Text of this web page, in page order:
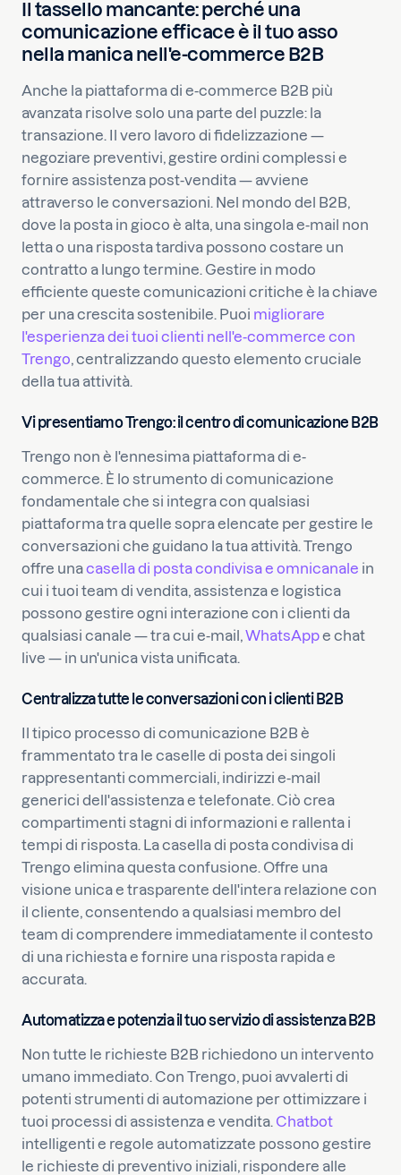
Il tassello mancante: perché una
comunicazione efficace è il tuo asso
nella manica nell'e-commerce B2B
Anche la piattaforma di e-commerce B2B più
avanzata risolve solo una parte del puzzle: la
transazione. Il vero lavoro di fidelizzazione —
negoziare preventivi, gestire ordini complessi e
fornire assistenza post-vendita — avviene
attraverso le conversazioni. Nel mondo del B2B,
dove la posta in gioco è alta, una singola e-mail non
letta o una risposta tardiva possono costare un
contratto a lungo termine. Gestire in modo
efficiente queste comunicazioni critiche è la chiave
per una crescita sostenibile. Puoi migliorare
l'esperienza dei tuoi clienti nell'e-commerce con
Trengo, centralizzando questo elemento cruciale
della tua attività.
Vi presentiamo Trengo: il centro di comunicazione B2B
Trengo non è l'ennesima piattaforma di e-
commerce. È lo strumento di comunicazione
fondamentale che si integra con qualsiasi
piattaforma tra quelle sopra elencate per gestire le
conversazioni che guidano la tua attività. Trengo
offre unacasella di posta condivisa e omnicanale in
cui i tuoi team di vendita, assistenza e logistica
possono gestire ogni interazione con i clienti da
qualsiasi canale — tra cui e-mail,WhatsAppe chat
live — in un'unica vista unificata.
Centralizza tutte le conversazioni con i clienti B2B
Il tipico processo di comunicazione B2B è
frammentato tra le caselle di posta dei singoli
rappresentanti commerciali, indirizzi e-mail
generici dell'assistenza e telefonate. Ciò crea
compartimenti stagni di informazioni e rallenta i
tempi di risposta. La casella di posta condivisa di
Trengo elimina questa confusione. Offre una
visione unica e trasparente dell'intera relazione con
il cliente, consentendo a qualsiasi membro del
team di comprendere immediatamente il contesto
di una richiesta e fornire una risposta rapida e
accurata.
Automatizza e potenzia il tuo servizio di assistenza B2B
Non tutte le richieste B2B richiedono un intervento
umano immediato. Con Trengo, puoi avvalerti di
potenti strumenti di automazione per ottimizzare i
tuoi processi di assistenza e vendita. Chatbot
intelligenti e regole automatizzate possono gestire
le richieste di preventivo iniziali, rispondere alle